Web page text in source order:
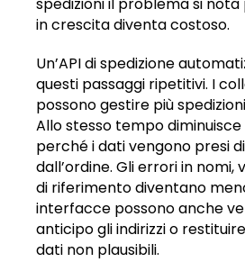
spedizioni il problema si nota
in crescita diventa costoso.
Un’API di spedizione
questi passaggi ripetitivi. I
possono gestire più
Allo stesso tempo
perché i dati vengono presi
dall’ordine. Gli errori in nomi,
di riferimento diventano
interfacce possono anche
anticipo gli indirizzi o
dati non plausibili.